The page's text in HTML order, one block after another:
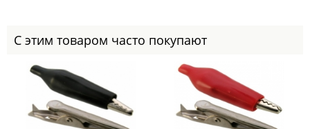
С этим товаром часто покупают